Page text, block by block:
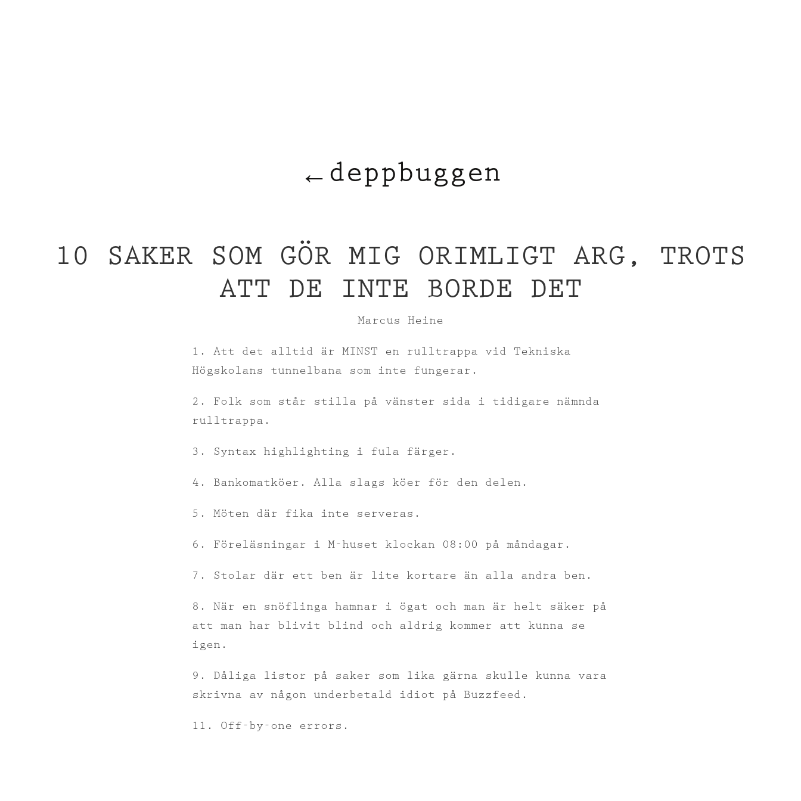
← deppbuggen
10 SAKER SOM GÖR MIG ORIMLIGT ARG, TROTS
ATT DE INTE BORDE DET
Marcus Heine
1. Att det alltid är MINST en rulltrappa vid Tekniska
Högskolans tunnelbana som inte fungerar.
2. Folk som står stilla på vänster sida i tidigare nämnda
rulltrappa.
3. Syntax highlighting i fula färger.
4. Bankomatköer. Alla slags köer för den delen.
5. Möten där fika inte serveras.
6. Föreläsningar i M-huset klockan 08:00 på måndagar.
7. Stolar där ett ben är lite kortare än alla andra ben.
8. När en snöflinga hamnar i ögat och man är helt säker på
att man har blivit blind och aldrig kommer att kunna se
igen.
9. Dåliga listor på saker som lika gärna skulle kunna vara
skrivna av någon underbetald idiot på Buzzfeed.
11. Off-by-one errors.